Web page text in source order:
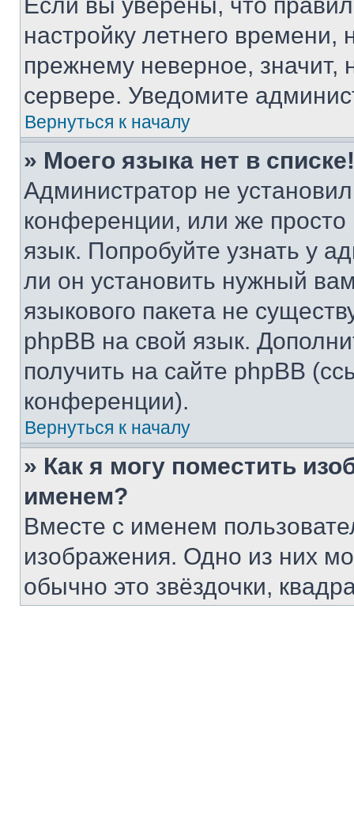
настройку летнего
прежнему неверное, значит,
сервере. Уведомите
Вернуться к началу
» Моего языка нет в списке!
Администратор не
конференции, или же
язык. Попробуйте узнать у
ли он установить нужный
языкового пакета не
phpBB на свой язык.
получить на сайте phpBB
конференции).
Вернуться к началу
» Как я могу поместить
именем?
Вместе с именем
изображения. Одно из них
обычно это звёздочки,